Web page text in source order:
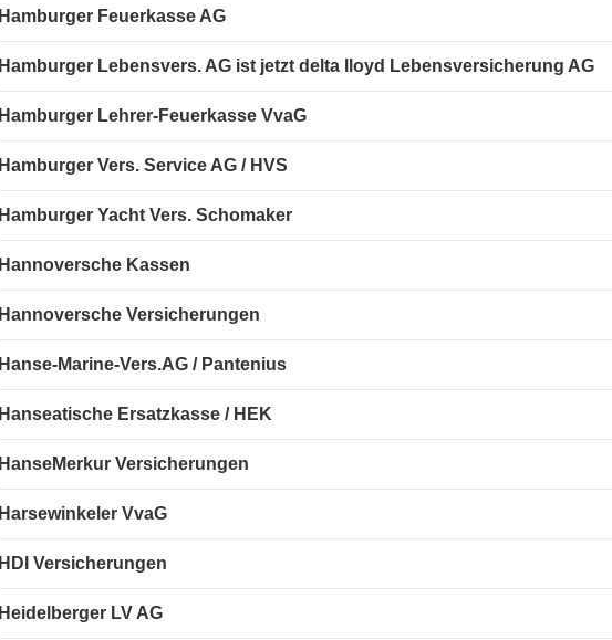
Hamburger Feuerkasse AG
Hamburger Lebensvers. AG ist jetzt delta lloyd Lebensversicherung AG
Hamburger Lehrer-Feuerkasse VvaG
Hamburger Vers. Service AG / HVS
Hamburger Yacht Vers. Schomaker
Hannoversche Kassen
Hannoversche Versicherungen
Hanse-Marine-Vers.AG / Pantenius
Hanseatische Ersatzkasse / HEK
HanseMerkur Versicherungen
Harsewinkeler VvaG
HDI Versicherungen
Heidelberger LV AG